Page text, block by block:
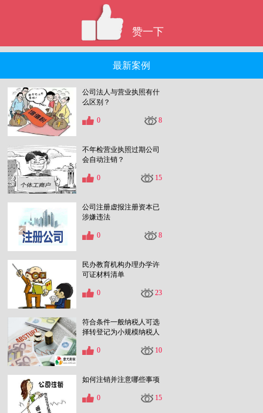
赞一下
最新案例
公司法人与营业执照有什
么区别？
0 8
不年检营业执照过期公司
会自动注销？
0 15
公司注册虚报注册资本已
涉嫌违法
0 8
民办教育机构办理办学许
可证材料清单
0 23
符合条件一般纳税人可选
择转登记为小规模纳税人
0 10
如何注销并注意哪些事项
0 15